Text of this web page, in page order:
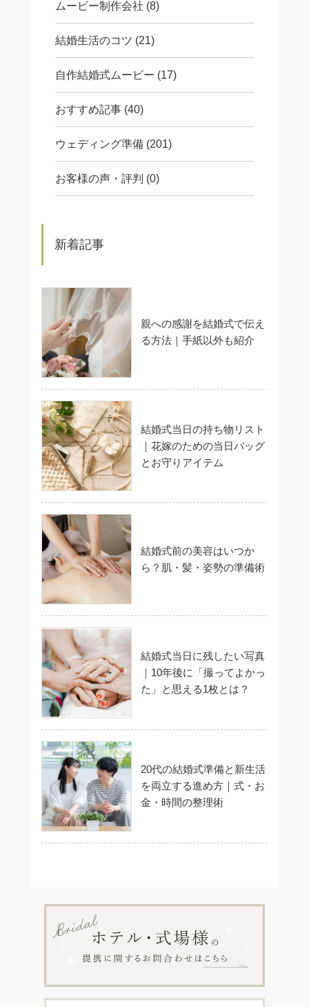
ムービー制作会社 (8)
結婚生活のコツ (21)
自作結婚式ムービー (17)
おすすめ記事 (40)
ウェディング準備 (201)
お客様の声・評判 (0)
新着記事
親への感謝を結婚式で伝え
る方法｜手紙以外も紹介
結婚式当日の持ち物リスト
｜花嫁のための当日バッグ
とお守りアイテム
結婚式前の美容はいつか
ら？肌・髪・姿勢の準備術
結婚式当日に残したい写真
｜10年後に「撮ってよかっ
た」と思える1枚とは？
20代の結婚式準備と新生活
を両立する進め方｜式・お
金・時間の整理術